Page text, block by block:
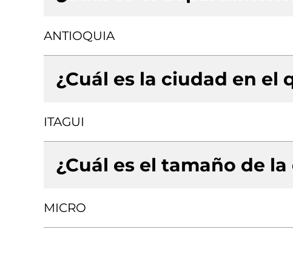
ANTIOQUIA
¿Cuál es la ciudad en el
ITAGUI
¿Cuál es el tamaño de la
MICRO